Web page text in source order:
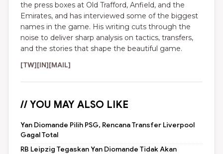
the press boxes at Old Trafford, Anfield, and the
Emirates, and has interviewed some of the biggest
names in the game. His writing cuts through the
noise to deliver sharp analysis on tactics, transfers,
and the stories that shape the beautiful game.
[TW][IN][MAIL]
// YOU MAY ALSO LIKE
Yan Diomande Pilih PSG, Rencana Transfer Liverpool
Gagal Total
RB Leipzig Tegaskan Yan Diomande Tidak Akan